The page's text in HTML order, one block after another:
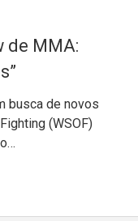
de MMA:
busca de novos
(WSOF)